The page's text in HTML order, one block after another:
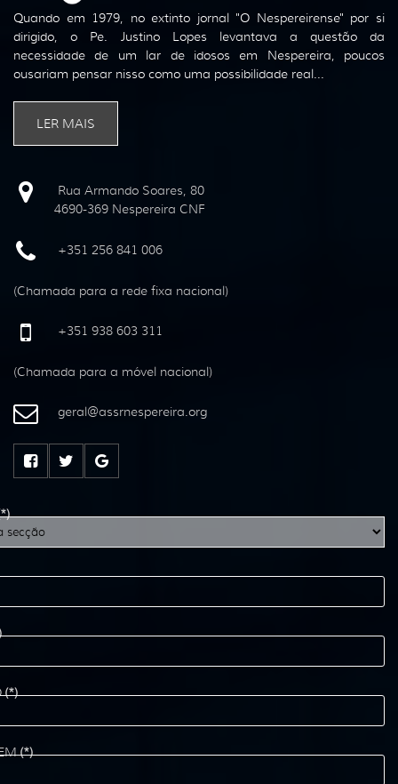
Quando em 1979, no extinto jornal "O Nespereirense" por si
dirigido, o Pe. Justino Lopes levantava a questão da
necessidade de um lar de idosos em Nespereira, poucos
ousariam pensar nisso como uma possibilidade real...
LER MAIS
Rua Armando Soares, 80
4690-369 Nespereira CNF
+351 256 841 006
(Chamada para a rede fixa nacional)
+351 938 603 311
(Chamada para a móvel nacional)
geral@assrnespereira.org
(*)
(*)